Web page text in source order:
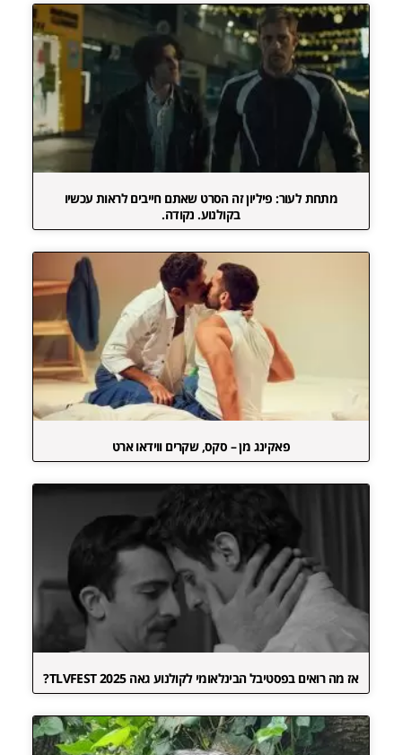
מתחת לעור: פיליון זה הסרט שאתם חייבים לראות עכשיו
בקולנוע. נקודה.
פאקינג מן – סקס, שקרים ווידאו ארט
אז מה רואים בפסטיבל הבינלאומי לקולנוע גאה TLVFEST 2025?